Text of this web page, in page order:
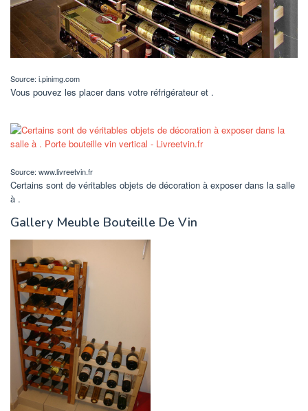
Source: i.pinimg.com
Vous pouvez les placer dans votre réfrigérateur et .
Source: www.livreetvin.fr
Certains sont de véritables objets de décoration à exposer dans la salle
à .
Gallery Meuble Bouteille De Vin